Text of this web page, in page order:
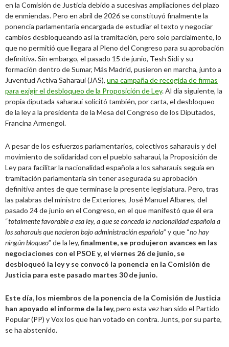
en la Comisión de Justicia debido a sucesivas ampliaciones del plazo
de enmiendas. Pero en abril de 2026 se constituyó finalmente la
ponencia parlamentaria encargada de estudiar el texto y negociar
cambios desbloqueando así la tramitación, pero solo parcialmente, lo
que no permitió que llegara al Pleno del Congreso para su aprobación
definitiva. Sin embargo, el pasado 15 de junio, Tesh Sidi y su
formación dentro de Sumar, Más Madrid, pusieron en marcha, junto a
Juventud Activa Saharaui (JAS), una campaña de recogida de firmas
para exigir el desbloqueo de la Proposición de Ley. Al día siguiente, la
propia diputada saharaui solicitó también, por carta, el desbloqueo
de la ley a la presidenta de la Mesa del Congreso de los Diputados,
Francina Armengol.
A pesar de los esfuerzos parlamentarios, colectivos saharauis y del
movimiento de solidaridad con el pueblo saharaui, la Proposición de
Ley para facilitar la nacionalidad española a los saharauis seguía en
tramitación parlamentaria sin tener asegurada su aprobación
definitiva antes de que terminase la presente legislatura. Pero, tras
las palabras del ministro de Exteriores, José Manuel Albares, del
pasado 24 de junio en el Congreso, en el que manifestó que él era
“totalmente favorable a esa ley, a que se conceda la nacionalidad española a
los saharauis que nacieron bajo administración española” y que “no hay
ningún bloqueo” de la ley, finalmente, se produjeron avances en las
negociaciones con el PSOE y, el viernes 26 de junio, se
desbloqueó la ley y se convocó la ponencia en la Comisión de
Justicia para este pasado martes 30 de junio.
Este día, los miembros de la ponencia de la Comisión de Justicia
han apoyado el informe de la ley,pero esta vez han sido el Partido
Popular (PP) y Vox los que han votado en contra. Junts, por su parte,
se ha abstenido.